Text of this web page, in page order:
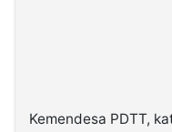
Kemendesa PDTT,